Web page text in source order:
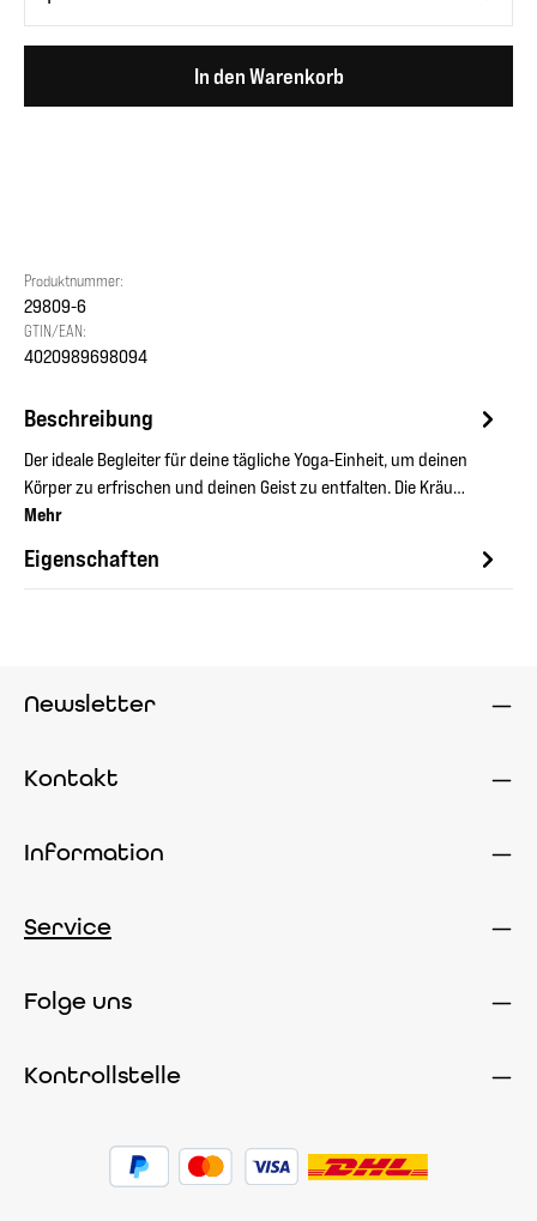
In den Warenkorb
Produktnummer:
29809-6
GTIN/EAN:
4020989698094
Beschreibung
Der ideale Begleiter für deine tägliche Yoga-Einheit, um deinen
Körper zu erfrischen und deinen Geist zu entfalten. Die Kräu…
Mehr
Eigenschaften
Newsletter
Kontakt
Information
Service
Folge uns
Kontrollstelle